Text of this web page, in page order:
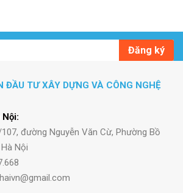
Đăng ký
ĐẦU TƯ XÂY DỰNG VÀ CÔNG NGHỆ
đường Nguyễn Văn Cừ, Phường Bồ
Nội